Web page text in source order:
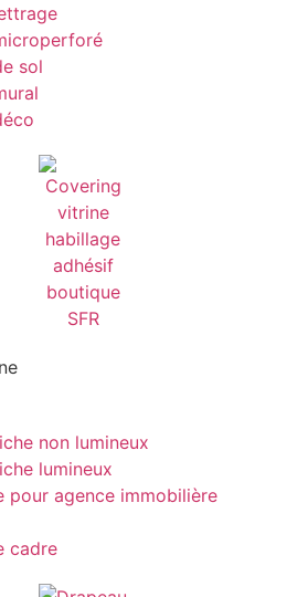
sol
non lumineux
lumineux
pour agence immobilière
cadre